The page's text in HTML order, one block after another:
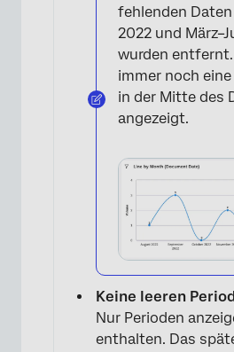
fehlenden Daten
2022 und
wurden entfernt.
immer noch eine
in der Mitte des
angezeigt.
Keine leeren
Nur Perioden
enthalten. Das